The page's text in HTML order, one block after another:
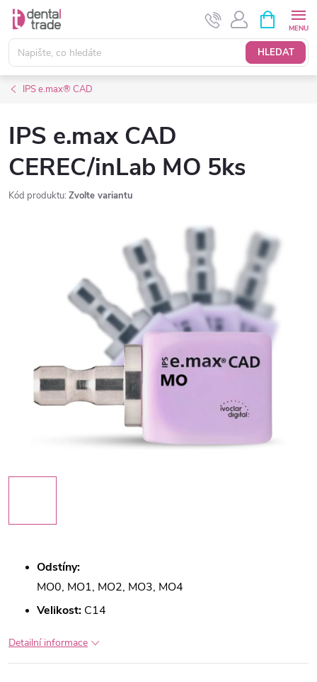
Přejít
obsah
HLEDAT
NÁKUPNÍ
KOŠÍK
IPS e.max® CAD
IPS e.max CAD
CEREC/inLab MO 5ks
Kód produktu: Zvolte variantu
Odstíny:
MO0, MO1, MO2, MO3, MO4
Velikost: C14
Detailní informace